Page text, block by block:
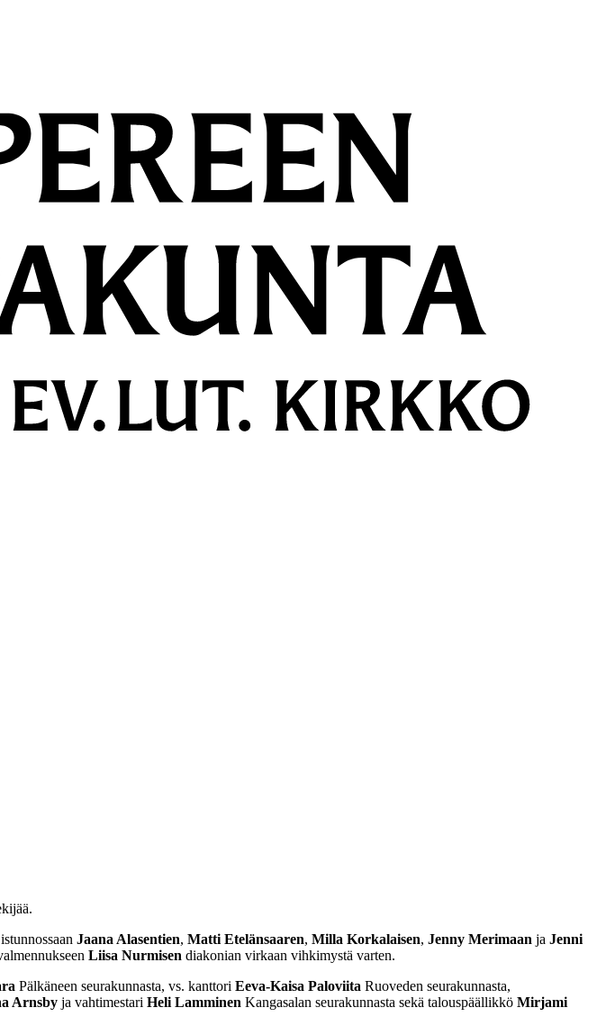
Jaana Alasentien, Matti Etelänsaaren, Milla Korkalaisen, Jenny Merimaan ja Jenni
Liisa Nurmisen diakonian virkaan vihkimystä varten.
Pälkäneen seurakunnasta, vs. kanttori Eeva-Kaisa Paloviita Ruoveden seurakunnasta,
Arnsby ja vahtimestari Heli Lamminen Kangasalan seurakunnasta sekä talouspäällikkö Mirjami